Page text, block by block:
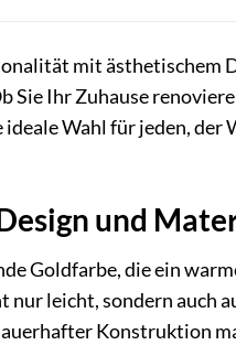
mit ästhetischem
Sie Ihr Zuhause
Wahl für jeden, der
und
Goldfarbe, die ein
leicht, sondern auch
Konstruktion